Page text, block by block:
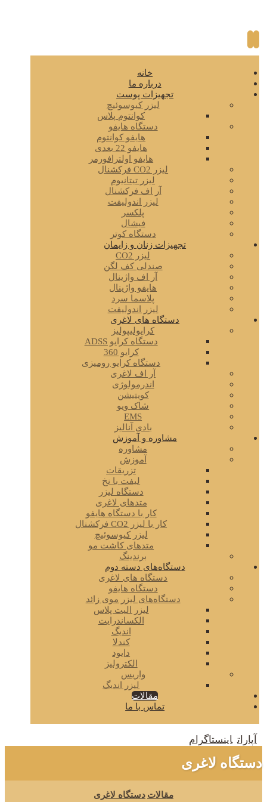
خانه
درباره ما
تجهیزات پوست
لیزر کیوسوئیچ
کوانتوم پلاس
دستگاه هایفو
هایفو کوانتوم
هایفو 22 بعدی
هایفو اولترافورمر
لیزر CO2 فرکشنال
لیزر تیتانیوم
آر اف فرکشنال
لیزر اندولیفت
پلکسر
فیشال
دستگاه کوتر
تجهیزات زنان و زایمان
لیزر CO2
صندلی کف لگن
آر اف واژینال
هایفو واژینال
پلاسما سرد
لیزر اندولیفت
دستگاه های لاغری
کرایولیپولیز
دستگاه کرایو ADSS
کرایو 360
دستگاه کرایو رومیزی
آر اف لاغری
اندرمولوژی
کویتیشن
شاک ویو
EMS
بادی آنالیز
مشاوره و آموزش
مشاوره
آموزش
تزریقات
لیفت با نخ
دستگاه لیزر
متدهای لاغری
کار با دستگاه هایفو
کار با لیزر CO2 فرکشنال
لیزر کیوسوئیچ
متدهای کاشت مو
برندینگ
دستگاه‌های دسته دوم
دستگاه های لاغری
دستگاه هایفو
دستگاه‌های لیزر موی زائد
لیزر الیت پلاس
الکساندرایت
اندیگ
کندلا
دایود
الکترولیز
واریس
لیزر اندیگ
مقالات
تماس با ما
آپارات اینستاگرام
دستگاه لاغری
مقالات دستگاه لاغری